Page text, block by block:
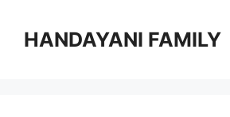
HANDAYANI FAMILY